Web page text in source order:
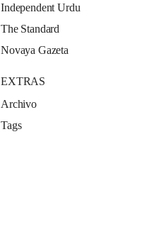
Independent Urdu
The Standard
Novaya Gazeta
EXTRAS
Archivo
Tags